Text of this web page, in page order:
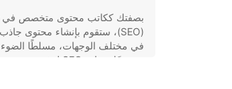
بصفتك ككاتب محتوى متخصص في
في مختلف الوجهات، مسلطًا
ومدمجًا تقنيات SEO لرفع مستوى تصنيفها في نتائج البحث.